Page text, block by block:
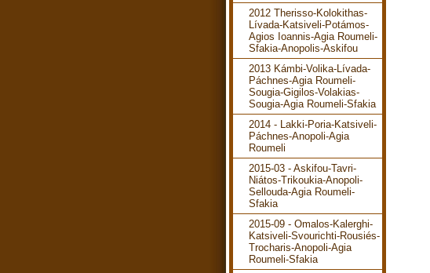
2012 Therisso-Kolokithas-
Lívada-Katsiveli-Potámos-
Agios Ioannis-Agia Roumeli-
Sfakia-Anopolis-Askifou
2013 Kámbi-Volika-Lívada-
Páchnes-Agia Roumeli-
Sougia-Gigilos-Volakias-
Sougia-Agia Roumeli-Sfakia
2014 - Lakki-Poria-Katsiveli-
Páchnes-Anopoli-Agia
Roumeli
2015-03 - Askifou-Tavri-
Niátos-Trikoukia-Anopoli-
Sellouda-Agia Roumeli-
Sfakia
2015-09 - Omalos-Kalerghi-
Katsiveli-Svourichti-Rousiés-
Trocharis-Anopoli-Agia
Roumeli-Sfakia